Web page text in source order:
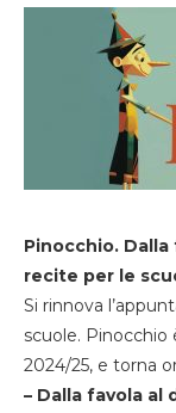
Pinocchio.
recite per le
Si rinnova
scuole.
2024/25, e torna
– Dalla favola al